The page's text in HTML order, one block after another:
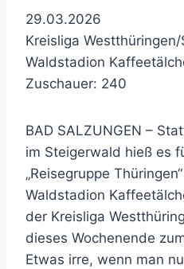
29.03.2026
Kreisliga
Waldstadion
Zuschauer: 240
BAD SALZUNGEN –
im Steigerwald hieß es
„Reisegruppe
Waldstadion
der Kreisliga
dieses Wochenende
Etwas irre, wenn man